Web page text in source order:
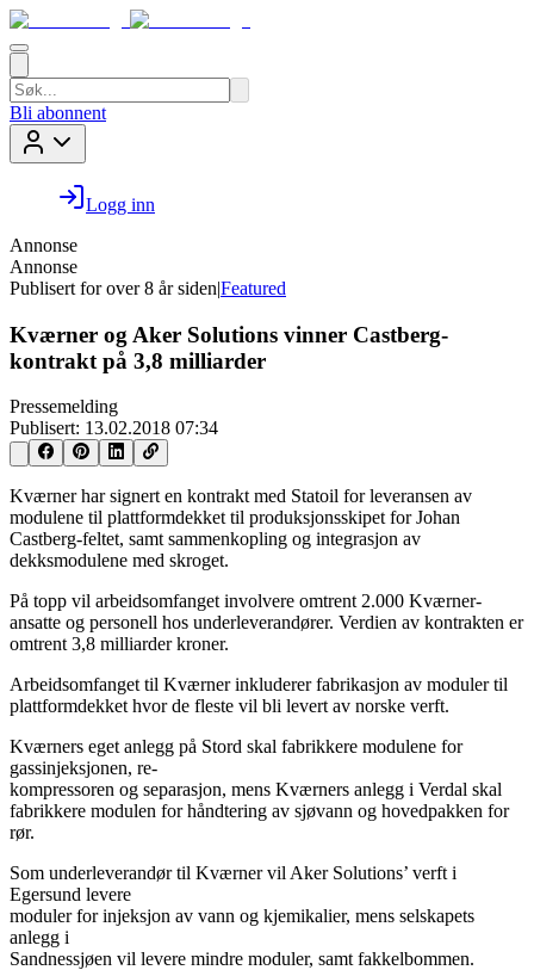
Bli abonnent
Logg inn
Annonse
Annonse
Publisert for over 8 år siden|Featured
Kværner og Aker Solutions vinner Castberg-
kontrakt på 3,8 milliarder
Pressemelding
Publisert: 13.02.2018 07:34
Kværner har signert en kontrakt med Statoil for leveransen av
modulene til plattformdekket til produksjonsskipet for Johan
Castberg-feltet, samt sammenkopling og integrasjon av
dekksmodulene med skroget.
På topp vil arbeidsomfanget involvere omtrent 2.000 Kværner-
ansatte og personell hos underleverandører. Verdien av kontrakten er
omtrent 3,8 milliarder kroner.
Arbeidsomfanget til Kværner inkluderer fabrikasjon av moduler til
plattformdekket hvor de fleste vil bli levert av norske verft.
Kværners eget anlegg på Stord skal fabrikkere modulene for
gassinjeksjonen, re-
kompressoren og separasjon, mens Kværners anlegg i Verdal skal
fabrikkere modulen for håndtering av sjøvann og hovedpakken for
rør.
Som underleverandør til Kværner vil Aker Solutions’ verft i
Egersund levere
moduler for injeksjon av vann og kjemikalier, mens selskapets
anlegg i
Sandnessjøen vil levere mindre moduler, samt fakkelbommen.